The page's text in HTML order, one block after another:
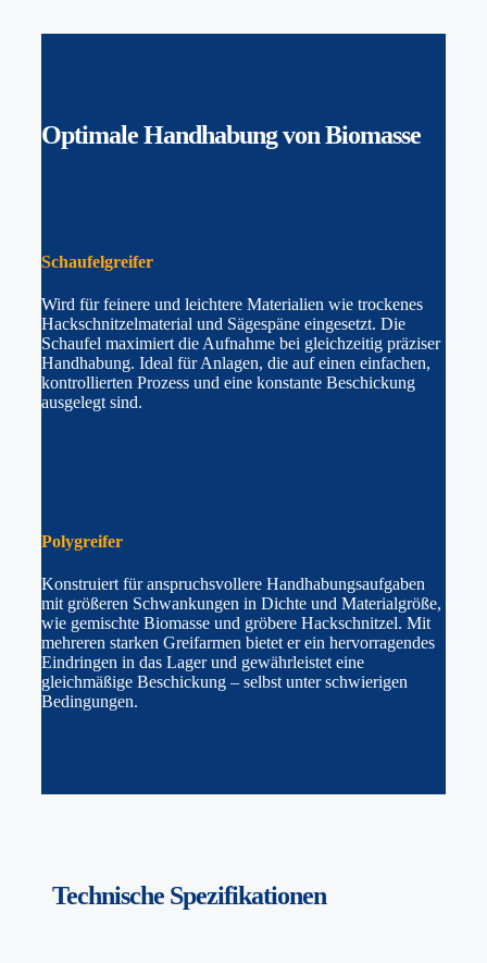
Optimale Handhabungvon Biomasse
Schaufelgreifer
Wird für feinere und leichtere Materialien wie trockenes
Hackschnitzelmaterial und Sägespäne eingesetzt. Die
Schaufel maximiert die Aufnahme bei gleichzeitig präziser
Handhabung. Ideal für Anlagen, die auf einen einfachen,
kontrollierten Prozess und eine konstante Beschickung
ausgelegt sind.
Polygreifer
Konstruiert für anspruchsvollere Handhabungsaufgaben
mit größeren Schwankungen in Dichte und Materialgröße,
wie gemischte Biomasse und gröbere Hackschnitzel. Mit
mehreren starken Greifarmen bietet er ein hervorragendes
Eindringen in das Lager und gewährleistet eine
gleichmäßige Beschickung – selbst unter schwierigen
Bedingungen.
Technische Spezifikationen